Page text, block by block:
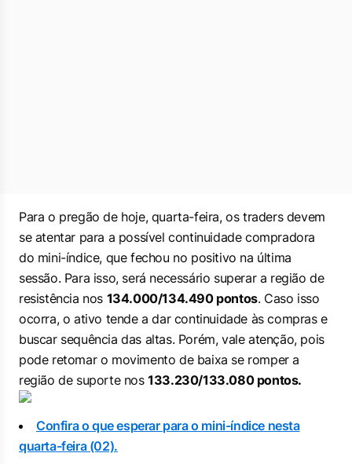
Para o pregão de hoje, quarta-feira, os traders devem
se atentar para a possível continuidade compradora
do mini-índice, que fechou no positivo na última
sessão. Para isso, será necessário superar a região de
resistência nos 134.000/134.490 pontos. Caso isso
ocorra, o ativo tende a dar continuidade às compras e
buscar sequência das altas. Porém, vale atenção, pois
pode retomar o movimento de baixa se romper a
região de suporte nos133.230/133.080 pontos.
Confira o que esperar para o mini-índice nesta
quarta-feira (02).